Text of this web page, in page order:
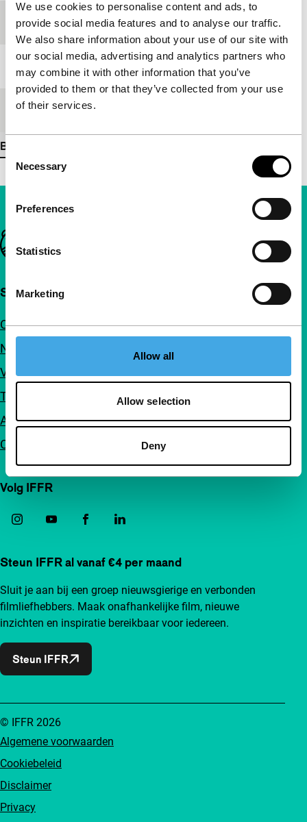
We use cookies to personalise content and ads, to
provide social media features and to analyse our traffic.
We also share information about your use of our site with
our social media, advertising and analytics partners who
may combine it with other information that you’ve
provided to them or that they’ve collected from your use
of their services.
Consent
Selection
Necessary
Preferences
Statistics
Marketing
Allow all
Allow selection
Deny
Festivaleditie IFFR 1992
11'
Medium/Formaat
Bekijk meer details
Belangrijke links
Snel naar
Over ons
Nieuwsbrieven
Veelgestelde vragen
Toegankelijkheid
Adverteren
Contact
Volg IFFR
Steun IFFR al vanaf €4 per maand
Sluit je aan bij een groep nieuwsgierige en verbonden
filmliefhebbers. Maak onafhankelijke film, nieuwe
inzichten en inspiratie bereikbaar voor iedereen.
Steun IFFR
Algemene voorwaarden
Cookiebeleid
Disclaimer
Privacy
© IFFR 2026